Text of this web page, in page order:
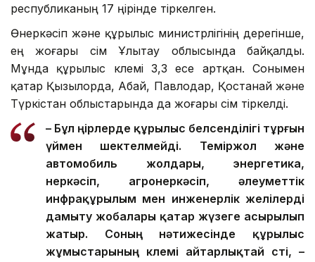
республиканың 17 өңірінде тіркелген.
Өнеркәсіп және құрылыс министрлігінің дерегінше,
ең жоғары өсім Ұлытау облысында байқалды.
Мұнда құрылыс көлемі 3,3 есе артқан. Сонымен
қатар Қызылорда, Абай, Павлодар, Қостанай және
Түркістан облыстарында да жоғары өсім тіркелді.
– Бұл өңірлерде құрылыс белсенділігі тұрғын
үймен шектелмейді. Теміржол және
автомобиль жолдары, энергетика,
өнеркәсіп, агроөнеркәсіп, әлеуметтік
инфрақұрылым мен инженерлік желілерді
дамыту жобалары қатар жүзеге асырылып
жатыр. Соның нәтижесінде құрылыс
жұмыстарының көлемі айтарлықтай өсті, –